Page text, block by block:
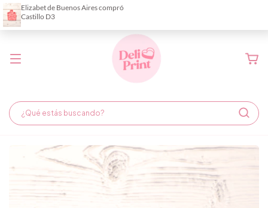
Demora de fabricación hasta 6 días hábiles